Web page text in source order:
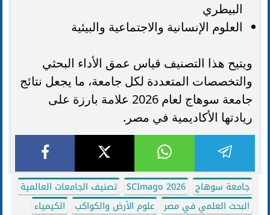
البيطري
العلوم الإنسانية والاجتماعية والبيئية
ويتيح هذا التصنيف قياس عمق الأداء البحثي
والتخصصات المتعددة لكل جامعة، ما يجعل نتائج
جامعة سوهاج لعام 2026 علامة بارزة على
ريادتها الأكاديمية في مصر.
جامعة سوهاج SCImago 2026
تصنيف الجامعات العالمية
البحث العلمي في مصر
علوم الأرض والكواكب
الكيمياء